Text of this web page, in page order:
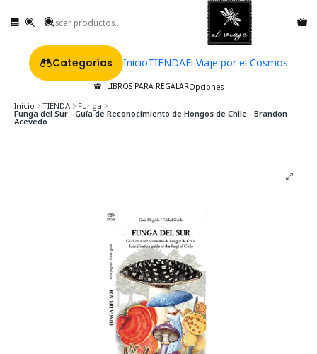
Categorías InicioTIENDAEl Viaje por el Cosmos
LIBROS PARA REGALAROpciones
Inicio TIENDA Funga
Funga del Sur - Guía de Reconocimiento de Hongos de Chile - Brandon
Acevedo